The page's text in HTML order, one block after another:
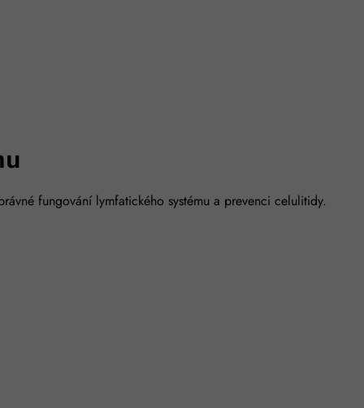
fungování lymfatického systému a prevenci celulitidy.